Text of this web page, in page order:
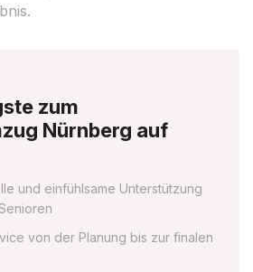
zum
Nürnberg auf
und einfühlsame Unterstützung
von der Planung bis zur finalen